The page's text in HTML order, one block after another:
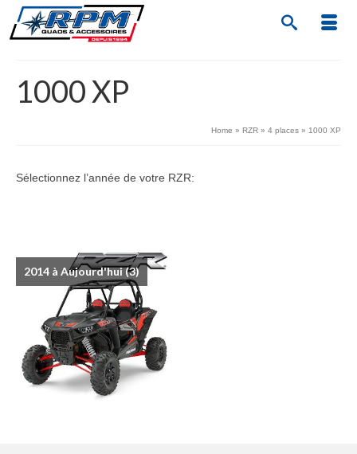
1000 XP
Home » RZR » 4 places » 1000 XP
Sélectionnez l’année de votre RZR:
2014 à Aujourd'hui(3)